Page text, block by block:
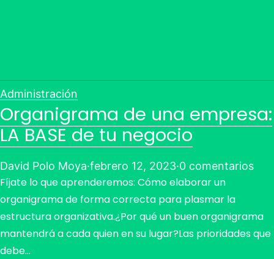
Administración
Organigrama de una empresa:
LA BASE de tu negocio
David Polo Moya·febrero 12, 2023·0 comentarios
Fíjate lo que aprenderemos: Cómo elaborar un
organigrama de forma correcta para plasmar la
estructura organizativa.¿Por qué un buen organigrama
mantendrá a cada quien en su lugar?Las prioridades que
debe…